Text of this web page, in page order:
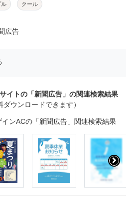
ル クール
広告
イトの「新聞広告」の関連検索結果
ダウンロードできます）
インACの「新聞広告」関連検索結果